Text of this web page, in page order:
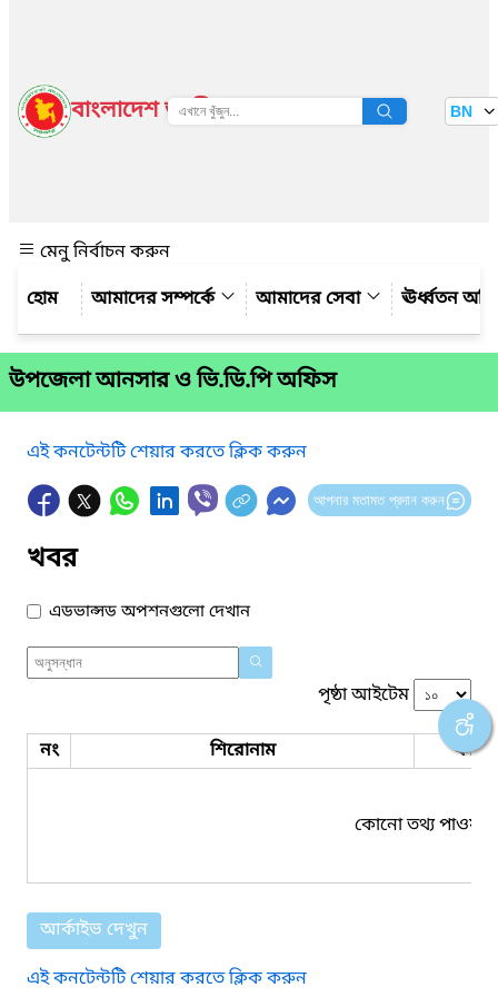
বাংলাদেশ জাতীয় তথ্য বাতায়ন BN
মেনু নির্বাচন করুন
আমাদের সম্পর্কে
আমাদের সেবা ঊর্ধ্বতন
উপজেলা আনসার ও ভি.ডি.পি অফিস
এই কনটেন্টটি শেয়ার করতে ক্লিক করুন
আপনার মতামত প্রদান করুন
খবর
এডভান্সড অপশনগুলো দেখান
পৃষ্ঠা আইটেম
নং শিরোনাম ফাইল
কোনো তথ্য পাওয়া
আর্কাইভ দেখুন
এই কনটেন্টটি শেয়ার করতে ক্লিক করুন